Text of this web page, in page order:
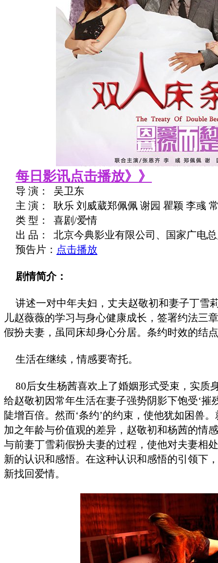
每日影讯点击播放》》
导 演：
吴卫东
主 演：
耿乐 刘威葳郑佩佩 谢园 瞿颖 李彧
类 型：
喜剧/爱情
出 品：
北京今典影业有限公司、国家广电
预告片： 点击播放
剧情简介：
讲述一对中年夫妇，丈夫赵敬初和妻子丁雪
儿赵薇薇的学习与身心健康成长，签署约法三
假扮夫妻，虽同床却身心分居。条约时效的结
生活在继续，情感要寄托。
80后女生杨茜喜欢上了婚姻形式受束，实质
给赵敬初因常年生活在妻子强势阴影下饱受‘摧
陡增百倍。然而‘条约’的约束，使他犹如困兽
加之年龄与价值观的差异，赵敬初和杨茜的情
与前妻丁雪莉假扮夫妻的过程，使他对夫妻相
新的认识和感悟。在这种认识和感悟的引领下
新找回爱情。